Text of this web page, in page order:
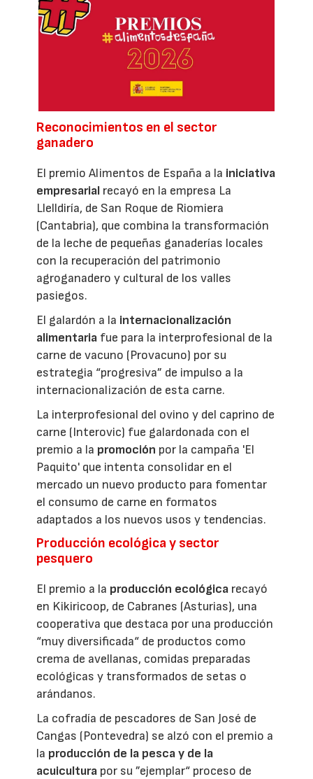
Reconocimientos en el sector
ganadero
El premio Alimentos de España a la iniciativa
empresarial recayó en la empresa La
Llelldiría, de San Roque de Riomiera
(Cantabria), que combina la transformación
de la leche de pequeñas ganaderías locales
con la recuperación del patrimonio
agroganadero y cultural de los valles
pasiegos.
El galardón a la internacionalización
alimentaria fue para la interprofesional de la
carne de vacuno (Provacuno) por su
estrategia “progresiva” de impulso a la
internacionalización de esta carne.
La interprofesional del ovino y del caprino de
carne (Interovic) fue galardonada con el
premio a la promoción por la campaña 'El
Paquito' que intenta consolidar en el
mercado un nuevo producto para fomentar
el consumo de carne en formatos
adaptados a los nuevos usos y tendencias.
Producción ecológica y sector
pesquero
El premio a la producción ecológica recayó
en Kikiricoop, de Cabranes (Asturias), una
cooperativa que destaca por una producción
“muy diversificada“ de productos como
crema de avellanas, comidas preparadas
ecológicas y transformados de setas o
arándanos.
La cofradía de pescadores de San José de
Cangas (Pontevedra) se alzó con el premio a
la producción de la pesca y de la
acuicultura por su ”ejemplar“ proceso de